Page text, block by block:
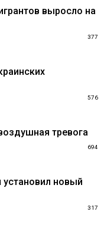
выросло на
377
576
тревога
694
новый
317